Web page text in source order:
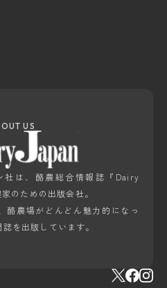
US
社は、酪農総合情報誌『Dairy
のための出版会社。
酪農場がどんどん魅力的になっ
を出版しています。